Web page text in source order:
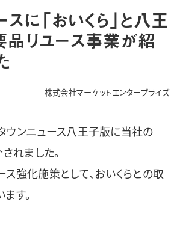
スに「おいくら」と八王
リユース事業が紹
株式会社マーケットエンタープライズ
ウンニュース八王子版に当社の
されました。
強化施策として、おいくらとの取
す。